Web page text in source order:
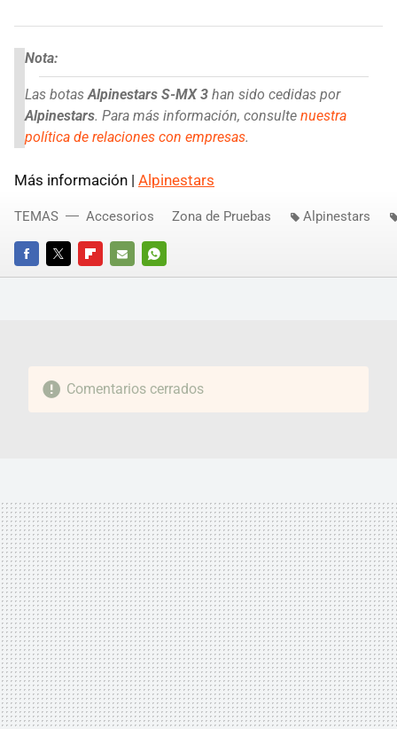
Nota:
Las botasAlpinestars S-MX 3 han sido cedidas por
Alpinestars. Para más información, consulte nuestra
política de relaciones con empresas.
Más información | Alpinestars
FACEBOOKTWITTERFLIPBOARD
E-
WHATSAPP
TEMAS Accesorios Zona de Pruebas Alpinestars
Comentarios cerrados